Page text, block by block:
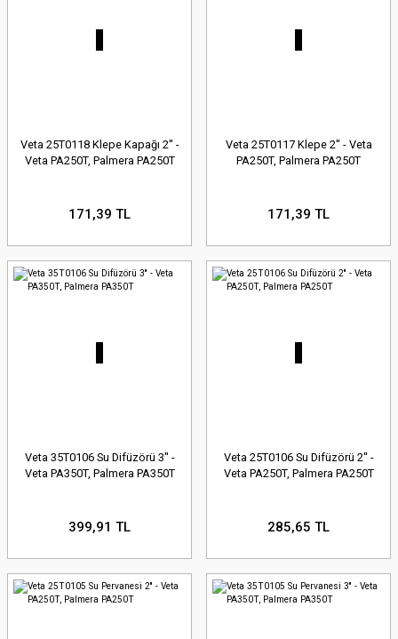
Veta 25T0118 Klepe Kapağı 2'' -
Veta PA250T, Palmera PA250T
171,39 TL
Veta 25T0117 Klepe 2'' - Veta
PA250T, Palmera PA250T
171,39 TL
Veta 35T0106 Su Difüzörü 3'' -
Veta PA350T, Palmera PA350T
399,91 TL
Veta 25T0106 Su Difüzörü 2'' -
Veta PA250T, Palmera PA250T
285,65 TL